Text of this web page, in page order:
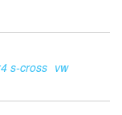
s-cross vw